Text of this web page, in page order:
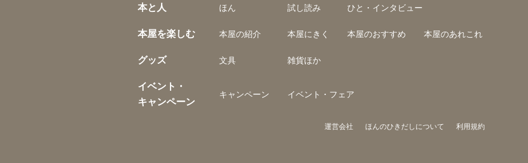
本と人 ほん 試し読み ひと・インタビュー
本屋を楽しむ 本屋の紹介 本屋にきく 本屋のおすすめ 本屋のあれこれ
グッズ 文具 雑貨ほか
イベント・
キャンペーン
キャンペーン イベント・フェア
運営会社 ほんのひきだしについて 利用規約